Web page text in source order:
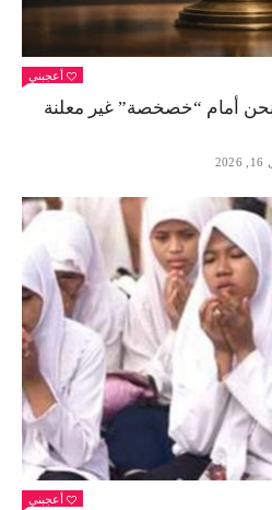
أعجبني
أمام “خصخصة” غير معلنة
أعجبني